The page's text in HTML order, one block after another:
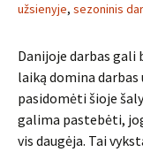
užsienyje, sezoninis
Danijoje darbas gali
laiką domina
pasidomėti šioje
galima pastebėti,
vis daugėja. Tai